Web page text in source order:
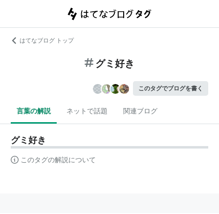
はてなブログ トップ
グミ好き
このタグでブログを書く
言葉の解説 ネットで話題 関連ブログ
グミ好き
このタグの解説について